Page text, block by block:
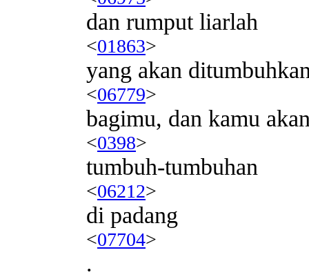
dan rumput liarlah
<01863>
yang akan
<06779>
bagimu, dan kamu
<0398>
tumbuh-tumbuhan
<06212>
di padang
<07704>
.